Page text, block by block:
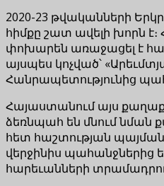
2020-23 թվականների
հիմքը շատ ավելի խորն
փոխարեն առաջացել է
այսպես կոչված՝
Հանրապետությունից
Հայաստանում այս
ձեռնպահ են մնում նման
հետ հաշտության
վերջինիս պահանջներից
հարեւանների